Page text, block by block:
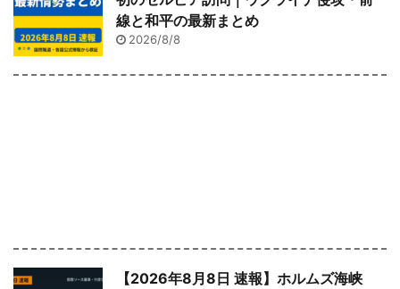
線と和平の最新まとめ
2026/8/8
【2026年8月8日 速報】ホルムズ海峡